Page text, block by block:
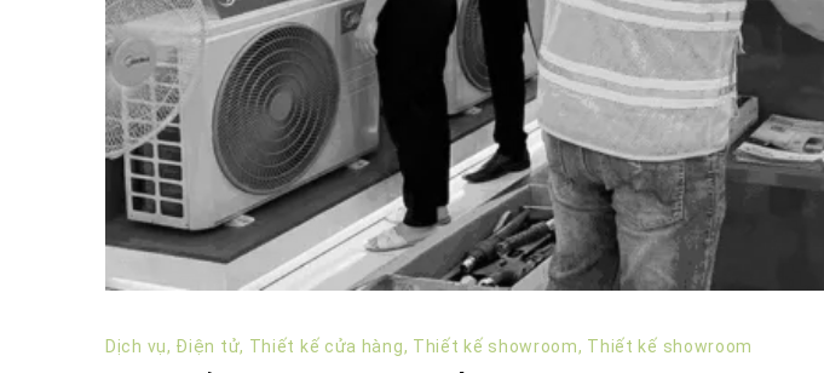
Dịch vụ, Điện tử, Thiết kế cửa hàng, Thiết kế showroom, Thiết kế showroom